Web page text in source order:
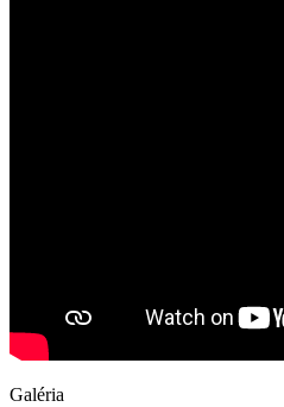
Galéria